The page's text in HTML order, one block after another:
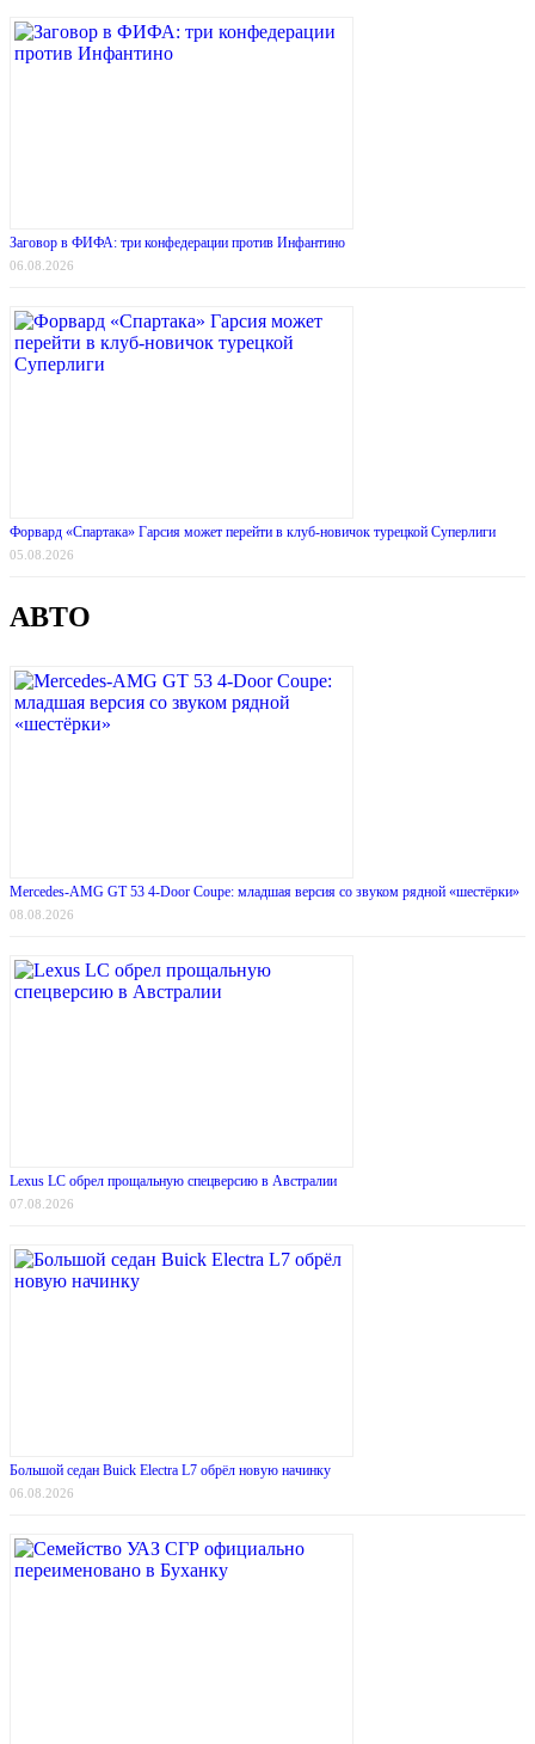
Заговор в ФИФА: три конфедерации против Инфантино
06.08.2026
Форвард «Спартака» Гарсия может перейти в клуб-новичок турецкой Суперлиги
05.08.2026
АВТО
Mercedes-AMG GT 53 4-Door Coupe: младшая версия со звуком рядной «шестёрки»
08.08.2026
Lexus LC обрел прощальную спецверсию в Австралии
07.08.2026
Большой седан Buick Electra L7 обрёл новую начинку
06.08.2026